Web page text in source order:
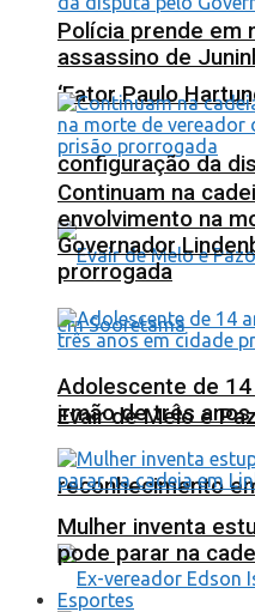
‘Fator Paulo
configuração da
Evair de Melo e
reconhecimento
Polícia prende em
assassino de
Continuam na
envolvimento na
Governador
prorrogada
Adolescente de
irmão de três
Mulher inventa
pode parar na
Esportes